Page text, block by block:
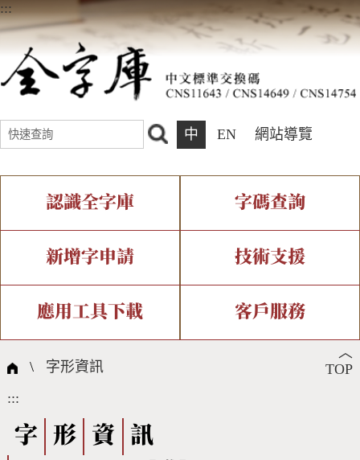
:::
中 EN 網站導覽
認識全字庫
全字庫介紹 全字庫現況
中文碼介紹 專有名詞介紹
國際字碼相關組織
字碼查詢
IDS查詢 部件查詢
複合查詢 注音查詢
筆畫查詢
筆順序查詢
新增字申請
新字申請處理流程
技術支援
字形即時顯示 造字解決方案
全字庫授權 轉碼Web Service
應用工具下載
個人電腦造字處理工具
字形下載
客戶服務
問題集
熱門查詢統計
︿
TOP
\ 字形資訊
:::
字 形 資
訊